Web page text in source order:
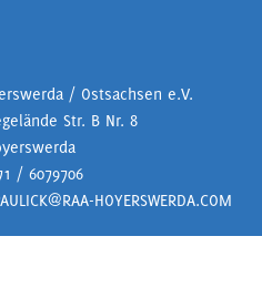
/ Ostsachsen e.V.
Str. B Nr. 8
/ 6079706
HOYERSWERDA.COM